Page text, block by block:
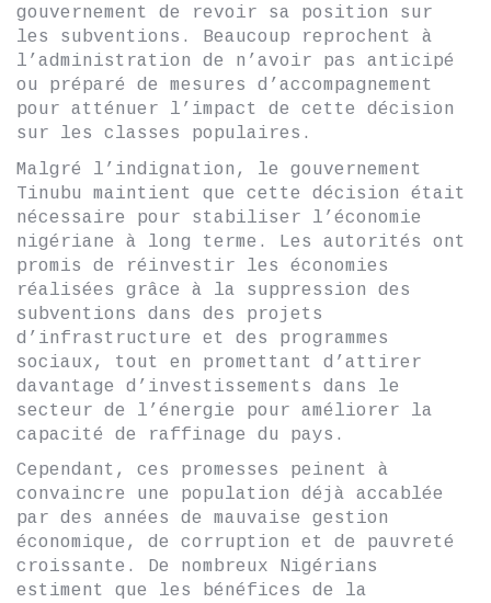
gouvernement de revoir sa position sur
les subventions. Beaucoup reprochent à
l’administration de n’avoir pas anticipé
ou préparé de mesures d’accompagnement
pour atténuer l’impact de cette décision
sur les classes populaires.
Malgré l’indignation, le gouvernement
Tinubu maintient que cette décision était
nécessaire pour stabiliser l’économie
nigériane à long terme. Les autorités ont
promis de réinvestir les économies
réalisées grâce à la suppression des
subventions dans des projets
d’infrastructure et des programmes
sociaux, tout en promettant d’attirer
davantage d’investissements dans le
secteur de l’énergie pour améliorer la
capacité de raffinage du pays.
Cependant, ces promesses peinent à
convaincre une population déjà accablée
par des années de mauvaise gestion
économique, de corruption et de pauvreté
croissante. De nombreux Nigérians
estiment que les bénéfices de la